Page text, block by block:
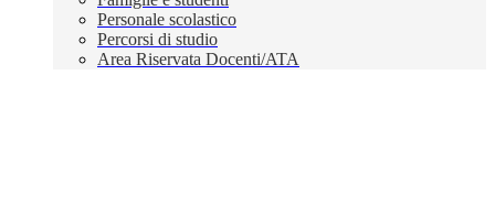
Personale scolastico
Percorsi di studio
Area Riservata Docenti/ATA